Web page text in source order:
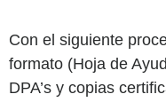
Con el siguiente
formato (Hoja de
DPA’s y copias